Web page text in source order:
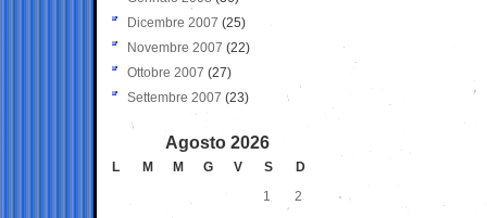
Dicembre 2007 (25)
Novembre 2007 (22)
Ottobre 2007 (27)
Settembre 2007 (23)
Agosto 2026
L M M G V S
D
1
2